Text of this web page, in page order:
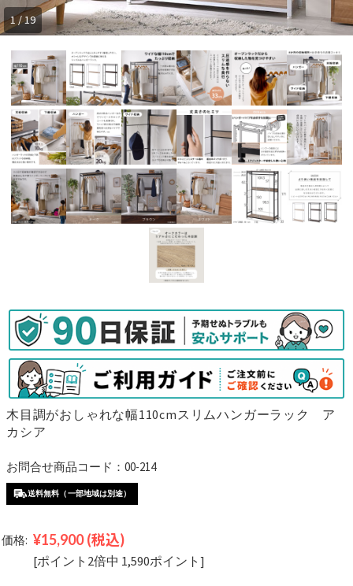
1 / 19
木目調がおしゃれな幅110cmスリムハンガーラック ア
カシア
お問合せ商品コード：00-214
送料無料（一部地域は別途）
価格: ¥15,900 (税込)
[ポイント2倍中 1,590ポイント]